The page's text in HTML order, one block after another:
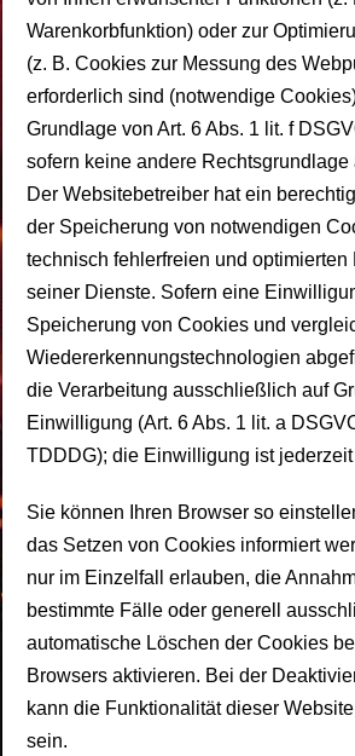
Warenkorbfunktion) oder zur
(z. B. Cookies zur Messung des
erforderlich sind (notwendige
Grundlage von Art. 6 Abs. 1 lit. f
sofern keine andere
Der Websitebetreiber hat ein
der Speicherung von notwendigen
technisch fehlerfreien und optimierten
seiner Dienste. Sofern eine
Speicherung von Cookies und
Wiedererkennungstechnologien
die Verarbeitung ausschließlich auf
Einwilligung (Art. 6 Abs. 1 lit. a
TDDDG); die Einwilligung ist jederzeit
Sie können Ihren Browser so
das Setzen von Cookies informiert
nur im Einzelfall erlauben, die
bestimmte Fälle oder generell
automatische Löschen der Cookies
Browsers aktivieren. Bei der
kann die Funktionalität dieser
sein.